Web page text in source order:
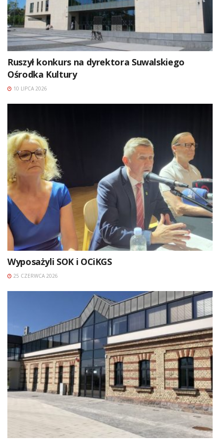
Ruszył konkurs na dyrektora Suwalskiego
Ośrodka Kultury
10 LIPCA 2026
Wyposażyli SOK i OCiKGS
25 CZERWCA 2026